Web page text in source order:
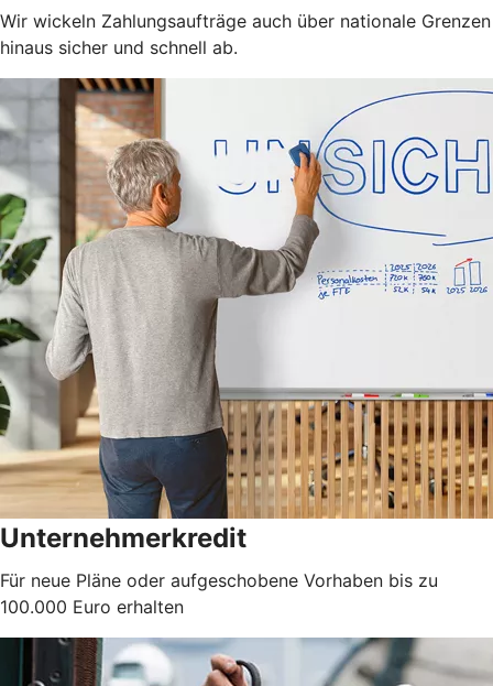
Wir wickeln Zahlungsaufträge auch über nationale Grenzen
hinaus sicher und schnell ab.
Unternehmerkredit
Für neue Pläne oder aufgeschobene Vorhaben bis zu
100.000 Euro erhalten